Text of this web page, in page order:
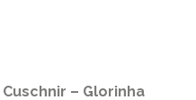
– Glorinha